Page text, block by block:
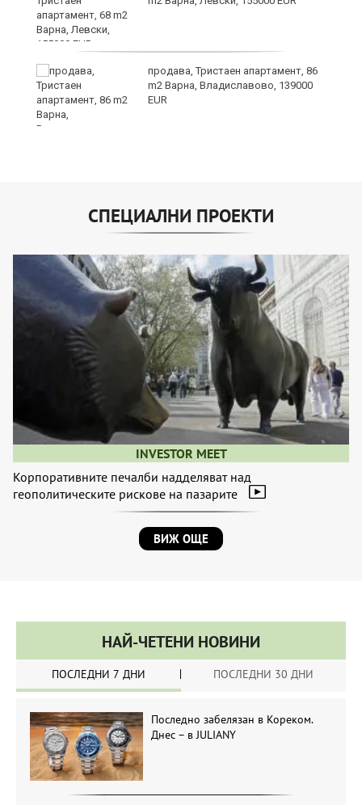
продава, Тристаен апартамент, 86
m2 Варна, Владиславово, 139000
EUR
СПЕЦИАЛНИ ПРОЕКТИ
INVESTOR MEET
Корпоративните печалби надделяват над
геополитическите рискове на пазарите
ВИЖ ОЩЕ
НАЙ-ЧЕТЕНИ НОВИНИ
ПОСЛЕДНИ 7 ДНИ ПОСЛЕДНИ 30 ДНИ
Последно забелязан в Кореком.
Днес – в JULIANY